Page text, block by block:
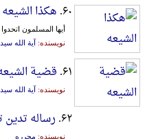
۶۰. هکذا الشیعه
أیها المسلمون اتحدوا
نویسنده: آیة الله
۶۱. قضیة
نویسنده: آیة الله
۶۲. رساله تدین
نویسنده: محرره